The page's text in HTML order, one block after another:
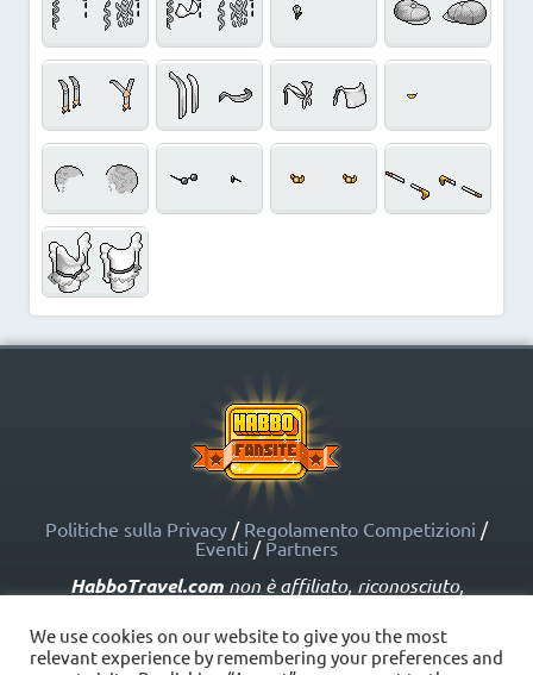
Politiche sulla Privacy / Regolamento Competizioni /
Eventi / Partners
HabboTravel.comnon è affiliato, riconosciuto,
dalle società affiliate. HabboTravel.com può servirsi di
marchi registrati e altre proprietà intellettuali di Habbo
come indicato nelle Politiche sui Fansite.
We use cookies on our website to give you the most
relevant experience by remembering your preferences and